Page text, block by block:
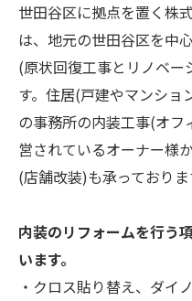
世田谷区に拠点を置く株
は、地元の世田谷区を中
(原状回復工事とリノベー
す。住居(戸建やマンショ
の事務所の内装工事(オ
営されているオーナー様
(店舗改装)も承っておりま
内装のリフォームを行う
います。
・クロス貼り替え、ダイ